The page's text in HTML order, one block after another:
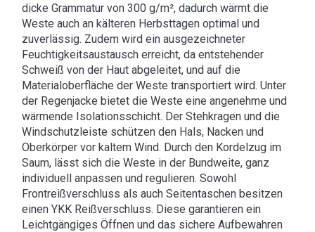
dicke Grammatur von 300 g/m², dadurch wärmt die
Weste auch an kälteren Herbsttagen optimal und
zuverlässig. Zudem wird ein ausgezeichneter
Feuchtigkeitsaustausch erreicht, da entstehender
Schweiß von der Haut abgeleitet, und auf die
Materialoberfläche der Weste transportiert wird. Unter
der Regenjacke bietet die Weste eine angenehme und
wärmende Isolationsschicht. Der Stehkragen und die
Windschutzleiste schützen den Hals, Nacken und
Oberkörper vor kaltem Wind. Durch den Kordelzug im
Saum, lässt sich die Weste in der Bundweite, ganz
individuell anpassen und regulieren. Sowohl
Frontreißverschluss als auch Seitentaschen besitzen
einen YKK Reißverschluss. Diese garantieren ein
Leichtgängiges Öffnen und das sichere Aufbewahren